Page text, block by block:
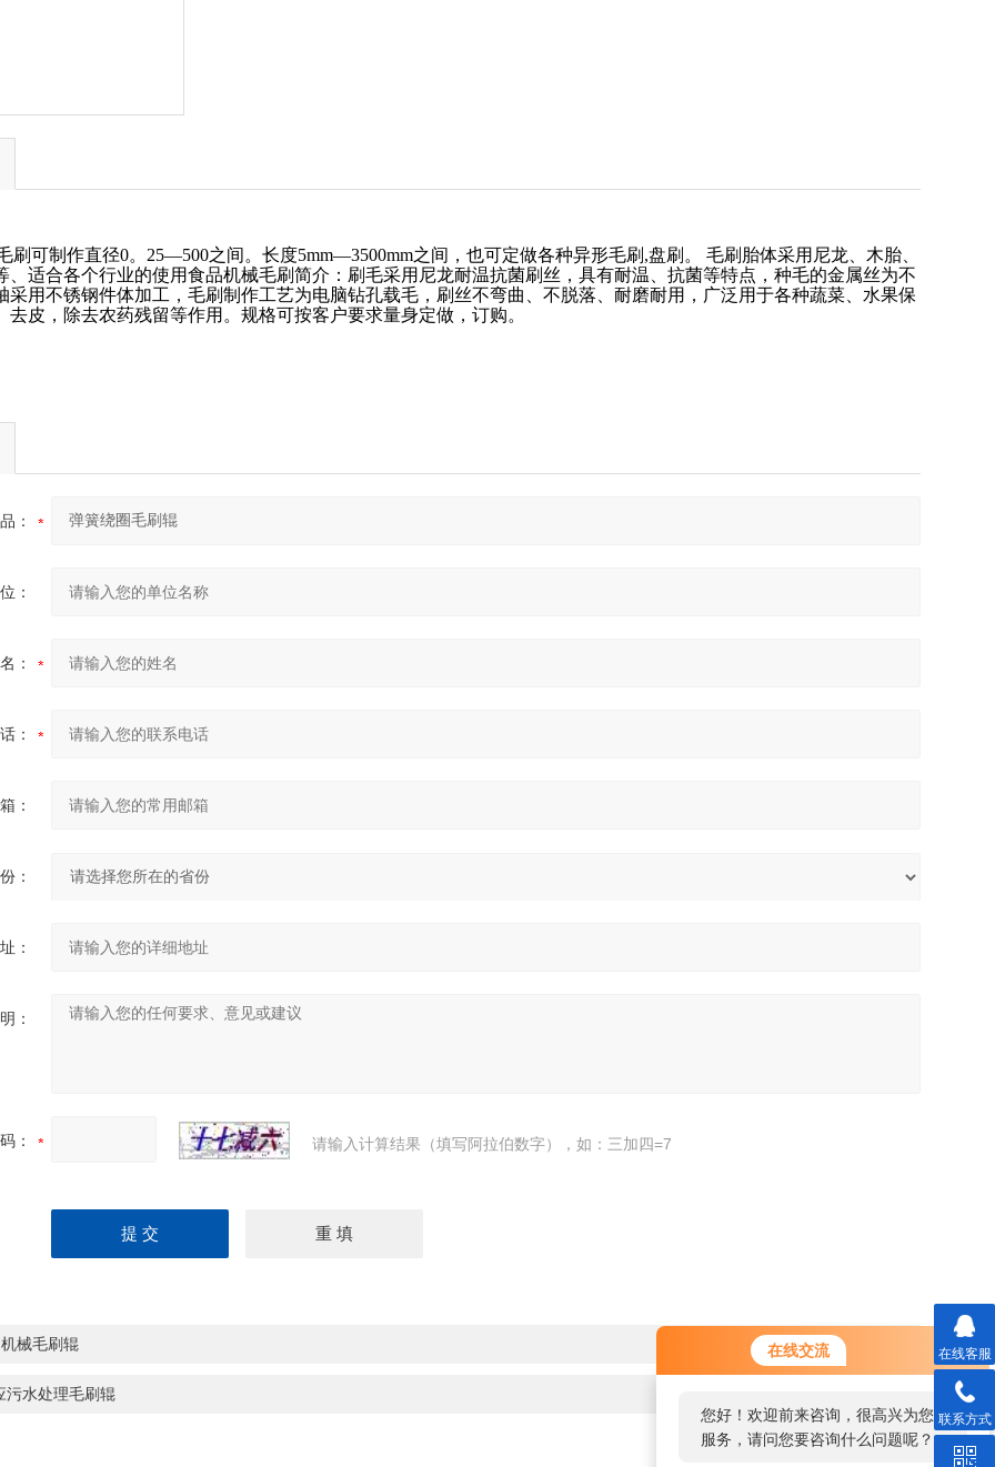
在线交流
您好！欢迎前来咨询，很高兴为您
服务，请问您要咨询什么问题呢？
刷可制作直径0。 25—500之间。长度5mm—3500mm之间，也可定做各种异形毛刷 ,盘刷。
毛刷胎体采用尼龙、木胎、
、适合各个行业的使用食品机械毛刷简介：刷毛采用尼龙耐温抗菌刷丝，具有耐温、抗菌等特点，种毛的金属丝为不
采用不锈钢件体加工，毛刷制作工艺为电脑钻孔载毛，刷丝不弯曲、不脱落、耐磨耐用，广泛用于各种蔬菜、水果保
去皮，除去农药残留等作用。规格可按客户要求量身定做，订购。
：
：
：
：
：
：
：
：
： 请输入计算结果（填写阿拉伯数字），如：三加四=7
械毛刷辊
污水处理毛刷辊
在线客服
联系方式